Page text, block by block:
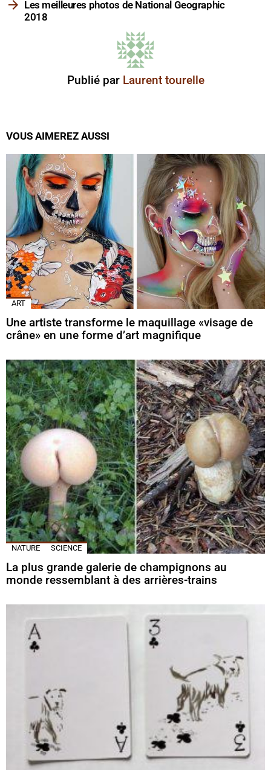
Les meilleures photos de National Geographic
2018
Publié par Laurent tourelle
VOUS AIMEREZ AUSSI
ART
Une artiste transforme le maquillage «visage de
crâne» en une forme d’art magnifique
NATURE SCIENCE
La plus grande galerie de champignons au
monde ressemblant à des arrières-trains